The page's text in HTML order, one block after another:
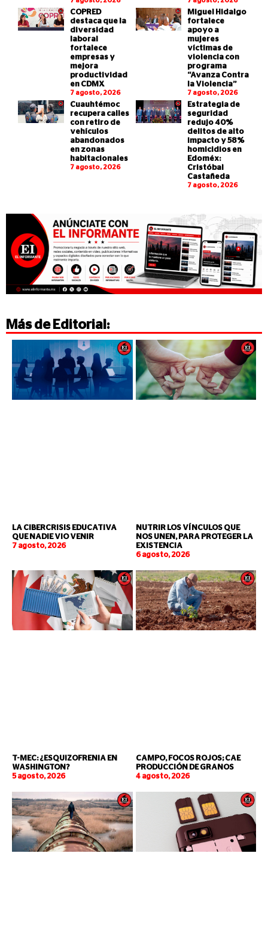
COPRED
destaca que la
diversidad
laboral
fortalece
empresas y
mejora
productividad
en CDMX
7 agosto, 2026
Miguel Hidalgo
fortalece
apoyo a
mujeres
víctimas de
violencia con
programa
“Avanza Contra
la Violencia”
7 agosto, 2026
Cuauhtémoc
recupera calles
con retiro de
vehículos
abandonados
en zonas
habitacionales
7 agosto, 2026
Estrategia de
seguridad
redujo 40%
delitos de alto
impacto y 58%
homicidios en
Edoméx:
Cristóbal
Castañeda
7 agosto, 2026
Más de Editorial :
LA CIBERCRISIS EDUCATIVA
QUE NADIE VIO VENIR
7 agosto, 2026
NUTRIR LOS VÍNCULOS QUE
NOS UNEN, PARA PROTEGER LA
EXISTENCIA
6 agosto, 2026
T-MEC: ¿ESQUIZOFRENIA EN
WASHINGTON?
5 agosto, 2026
CAMPO, FOCOS ROJOS; CAE
PRODUCCIÓN DE GRANOS
4 agosto, 2026